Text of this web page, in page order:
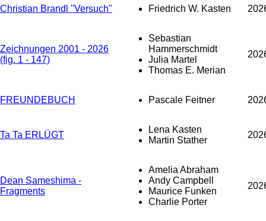
Christian Brandl "Versuch"
Friedrich W. Kasten
Zeichnungen 2001 - 2026
(fig. 1 - 147)
Sebastian
Hammerschmidt
Julia Martel
Thomas E. Merian
FREUNDEBUCH Pascale Feitner
Ta Ta ERLÜGT
Lena Kasten
Martin Stather
Dean Sameshima -
Fragments
Amelia Abraham
Andy Campbell
Maurice Funken
Charlie Porter